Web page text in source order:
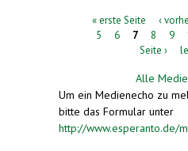
Seiten« erste Seite ‹
5
6 7 8 9
Seite ›
Alle
Um ein Medienecho zu
bitte das Formular unter
http://www.esperanto.de/